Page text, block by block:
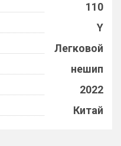
110
Y
Легковой
нешип
2022
Китай